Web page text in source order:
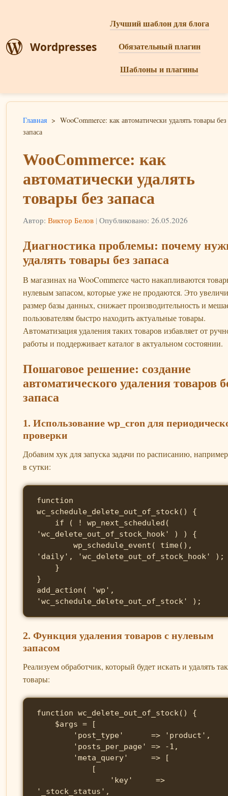
Wordpresses
Лучший шаблон для блога
Обязательный плагин
Шаблоны и плагины
Главная > WooCommerce: как автоматически удалять товары без
запаса
WooCommerce: как
автоматически удалять
товары без запаса
Автор: Виктор Белов | Опубликовано: 26.05.2026
Диагностика проблемы: почему
удалять товары без запаса
В магазинах на WooCommerce часто накапливаются
нулевым запасом, которые уже не продаются. Это
размер базы данных, снижает производительность и
пользователям быстро находить актуальные товары.
Автоматизация удаления таких товаров избавляет от
работы и поддерживает каталог в актуальном состоянии.
Пошаговое решение: создание
автоматического удаления товаров
запаса
1. Использование wp_cron для
проверки
Добавим хук для запуска задачи по расписанию,
в сутки:
function
wc_schedule_delete_out_of_stock() {
'wc_delete_out_of_stock_hook' ) ) {
        wp_schedule_event( time(),
'daily', 'wc_delete_out_of_stock_hook' );
}
add_action( 'wp',
'wc_schedule_delete_out_of_stock' );
2. Функция удаления товаров с нулевым
запасом
Реализуем обработчик, который будет искать и удалять
товары:
function wc_delete_out_of_stock() {
'_stock_status',